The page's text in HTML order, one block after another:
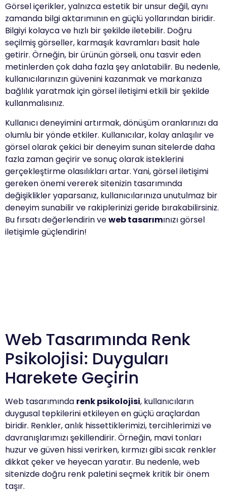
Görsel içerikler, yalnızca estetik bir unsur değil, aynı
zamanda bilgi aktarımının en güçlü yollarından biridir.
Bilgiyi kolayca ve hızlı bir şekilde iletebilir. Doğru
seçilmiş görseller, karmaşık kavramları basit hale
getirir. Örneğin, bir ürünün görseli, onu tasvir eden
metinlerden çok daha fazla şey anlatabilir. Bu nedenle,
kullanıcılarınızın güvenini kazanmak ve markanıza
bağlılık yaratmak için görsel iletişimi etkili bir şekilde
kullanmalısınız.
Kullanıcı deneyimini artırmak, dönüşüm oranlarınızı da
olumlu bir yönde etkiler. Kullanıcılar, kolay anlaşılır ve
görsel olarak çekici bir deneyim sunan sitelerde daha
fazla zaman geçirir ve sonuç olarak isteklerini
gerçekleştirme olasılıkları artar. Yani, görsel iletişimi
gereken önemi vererek sitenizin tasarımında
değişiklikler yaparsanız, kullanıcılarınıza unutulmaz bir
deneyim sunabilir ve rakiplerinizi geride bırakabilirsiniz.
Bu fırsatı değerlendirin veweb tasarımınızı görsel
iletişimle güçlendirin!
Web Tasarımında Renk
Psikolojisi: Duyguları
Harekete Geçirin
Web tasarımında renk psikolojisi, kullanıcıların
duygusal tepkilerini etkileyen en güçlü araçlardan
biridir. Renkler, anlık hissettiklerimizi, tercihlerimizi ve
davranışlarımızı şekillendirir. Örneğin, mavi tonları
huzur ve güven hissi verirken, kırmızı gibi sıcak renkler
dikkat çeker ve heyecan yaratır. Bu nedenle, web
sitenizde doğru renk paletini seçmek kritik bir önem
taşır.